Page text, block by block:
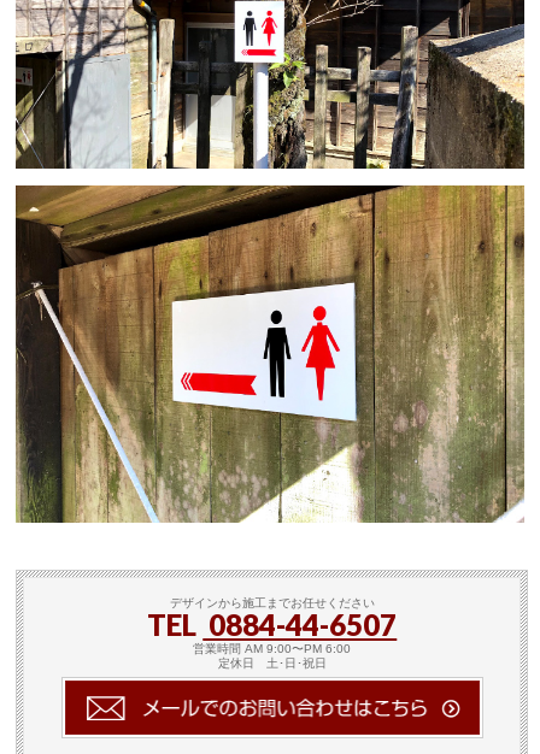
デザインから施工までお任せください
TEL 0884-44-6507
営業時間 AM 9:00〜PM 6:00
定休日 土･日･祝日